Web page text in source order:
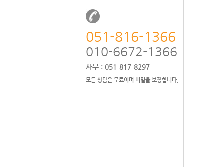
051-816-1366
010-6672-1366
사무 : 051-817-8297
모든 상담은 무료이며 비밀을 보장합니다.